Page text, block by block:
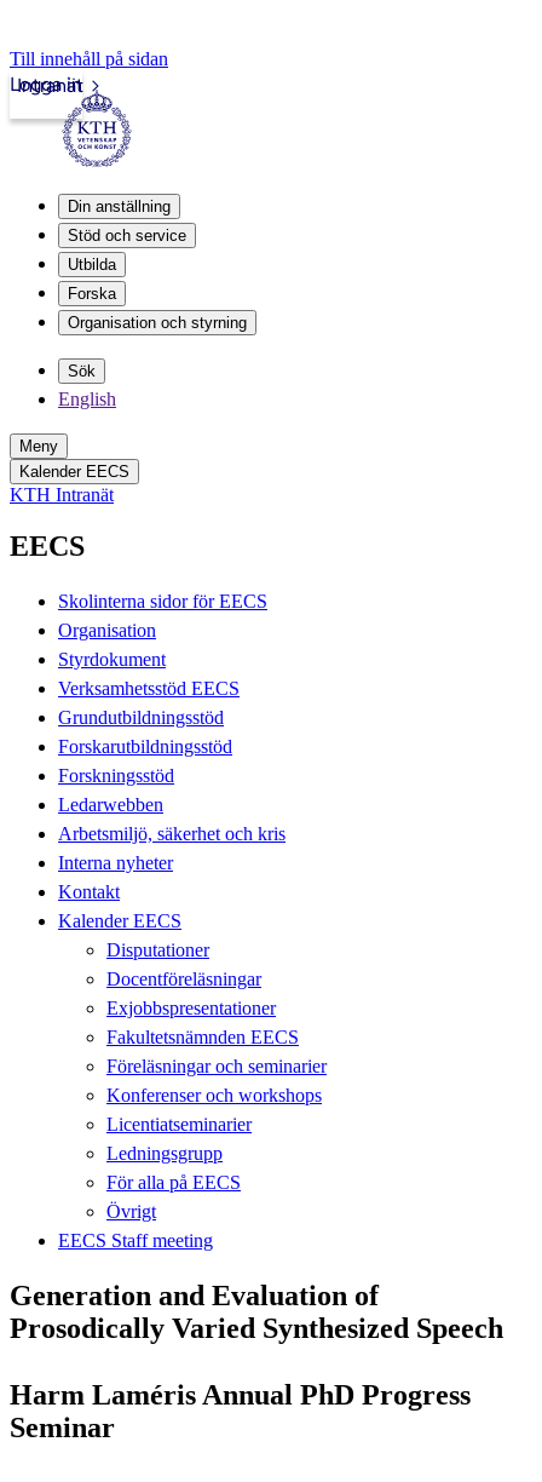
Till innehåll på sidan
Intranät
Logga in
Din anställning
Stöd och service
Utbilda
Forska
Organisation och styrning
Sök
English
Meny
Kalender EECS
KTH Intranät
EECS
Skolinterna sidor för EECS
Organisation
Styrdokument
Verksamhetsstöd EECS
Grundutbildningsstöd
Forskarutbildningsstöd
Forskningsstöd
Ledarwebben
Arbetsmiljö, säkerhet och kris
Interna nyheter
Kontakt
Kalender EECS
Disputationer
Docentföreläsningar
Exjobbspresentationer
Fakultetsnämnden EECS
Föreläsningar och seminarier
Konferenser och workshops
Licentiatseminarier
Ledningsgrupp
För alla på EECS
Övrigt
EECS Staff meeting
Generation and Evaluation of
Prosodically Varied Synthesized Speech
Harm Laméris Annual PhD Progress
Seminar